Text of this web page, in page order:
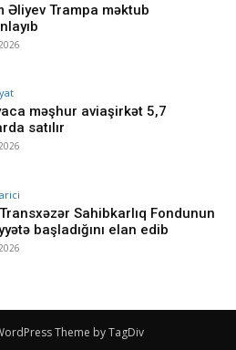
Əliyev Trampa məktub
məşhur aviaşirkət 5,7
satılır
Sahibkarlıq Fondunun
başladığını elan edib
Theme by TagDiv